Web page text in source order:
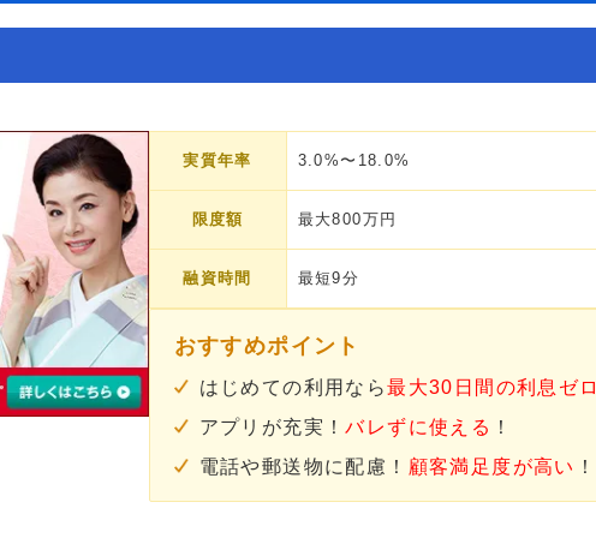
実質年率 3.0%〜18.0%
限度額 最大800万円
融資時間 最短9分
おすすめポイント
はじめての利用なら最大30日間の利息ゼロ
アプリが充実！バレずに使える ！
電話や郵送物に配慮！ 顧客満足度が高い ！